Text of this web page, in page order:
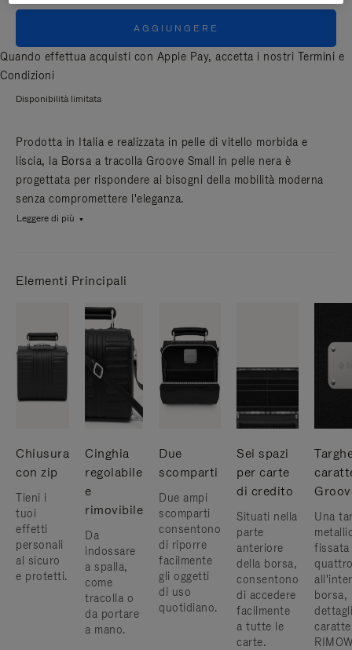
AGGIUNGERE
Quando effettua acquisti con Apple Pay, accetta i nostri Termini e
Condizioni
Disponibilità limitata
Prodotta in Italia e realizzata in pelle di vitello morbida e
liscia, la Borsa a tracolla Groove Small in pelle nera è
progettata per rispondere ai bisogni della mobilità moderna
senza compromettere l'eleganza.
Leggere di più
Elementi Principali
Chiusura
con zip
Tieni i
tuoi
effetti
personali
al sicuro
e protetti.
Cinghia
regolabile
e
rimovibile
Da
indossare
a spalla,
come
tracolla o
da portare
a mano.
Due
scomparti
Due ampi
scomparti
consentono
di riporre
facilmente
gli oggetti
di uso
quotidiano.
Sei spazi
per carte
di credito
Situati nella
parte
anteriore
della borsa,
consentono
di accedere
facilmente
a tutte le
carte.
Una
fissata
borsa,
dettagli